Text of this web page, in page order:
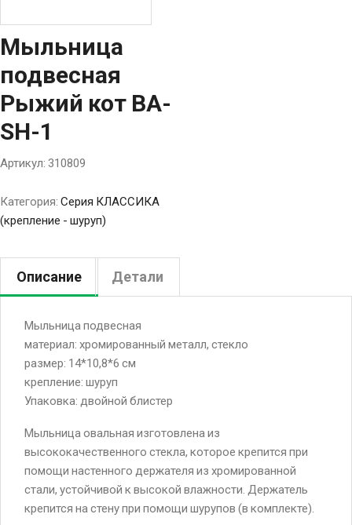
Мыльница
подвесная
Рыжий кот BA-
SH-1
Артикул: 310809
Категория: Серия КЛАССИКА
(крепление - шуруп)
Описание Детали
Мыльница подвесная
материал: хромированный металл, стекло
размер: 14*10,8*6 см
крепление: шуруп
Упаковка: двойной блистер
Мыльница овальная изготовлена из
высококачественного стекла, которое крепится при
помощи настенного держателя из хромированной
стали, устойчивой к высокой влажности. Держатель
крепится на стену при помощи шурупов (в комплекте).